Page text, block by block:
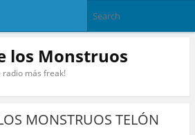
los Monstruos
radio más freak!
MONSTRUOS TELÓN